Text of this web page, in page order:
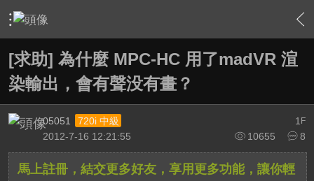
› 軟硬體相關技術 › HTPC 相關軟硬體技術及運用 › 內容
[求助] 為什麼 MPC-HC 用了madVR 渲
染輸出，會有聲没有畫？
1 F
05051
720i 中級
10655
8
2012-7-16 12:21:55
馬上註冊，結交更多好友，享用更多功能，讓你輕